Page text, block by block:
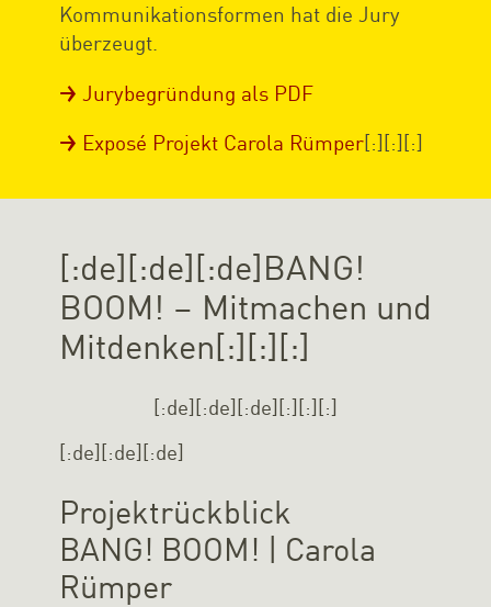
Kommunikationsformen hat die Jury
überzeugt.
Jurybegründung als PDF
Exposé Projekt Carola Rümper[:][:][:]
[:de][:de][:de]BANG!
BOOM! – Mitmachen und
Mitdenken[:][:][:]
[:de][:de][:de][:][:][:]
[:de][:de][:de]
Projektrückblick
BANG! BOOM! | Carola
Rümper